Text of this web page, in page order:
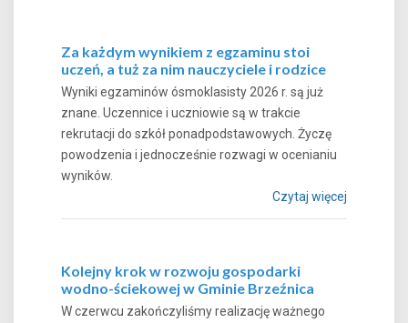
Za każdym wynikiem z egzaminu stoi
uczeń, a tuż za nim nauczyciele i rodzice
Wyniki egzaminów ósmoklasisty 2026 r. są już
znane. Uczennice i uczniowie są w trakcie
rekrutacji do szkół ponadpodstawowych. Życzę
powodzenia i jednocześnie rozwagi w ocenianiu
wyników.
Czytaj więcej
Kolejny krok w rozwoju gospodarki
wodno-ściekowej w Gminie Brzeźnica
W czerwcu zakończyliśmy realizację ważnego